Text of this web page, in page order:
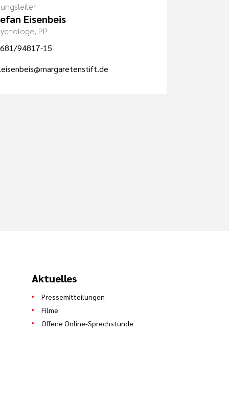
Eisenbeis
PP
94817-15
Aktuelles
Pressemitteilungen
Filme
Offene Online-Sprechstunde